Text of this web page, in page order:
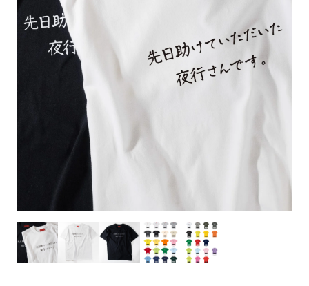
したサイズで製作ください。（重要な情報な
どについては仕上がりサイズから四辺内側に
20ｍｍ程度内側の範囲内でデザイン校正して
ください）
当社の既製デザインを利用してのぼり旗を
製作したい場合
のぼり旗の改造プランとなりますので改造の
程度によってデザイン加工費用が発生いたし
詳細はお問い合わせください。
リピート
テキストや企業情報・お店情報などを埋め込
むことができます。ご購入時にご希望の店舗
名などをご記載ください。専任のデザイナー
がバッチリデザインします。書体などのご指
定がなければ、のぼりのイメージに最適のフ
ォントを使用します。基本的にのぼりの下部
にショップ名、社名、電話番号が入ります。
データをお送りいただけましたらロゴの印刷
も出来ます。
お客様が納得するまで何度でもデザインの修
正をしますので、初めての方でもお気軽にご
相談ください。
の方向性につきましてはお客様の好みもあり
ますので、見られる方（お客様）ができる限
り反転したデザインをみるよりも正像でみら
れるデザインを提供したいかと思いますので
その辺を参考にするとよいかもしれません。
よく見かける一般的なのぼり旗のサイズです。
ほとんどのポールや注水台に使用できます。
よく見かける一般的なのぼり旗のサイズです。
ほとんどのポールや注水台に使用できます。
ハトメ加工
ハトメ（鳩目）とは、革や布などに開けた穴
を補強するために取り付けるリングです。壁
側にロープなどで固定して、突風で倒れること
も風向きによってずっと裏向きになってしまう
いこともありません。
ハトメ加工
ハトメ（鳩目）とは、革や布などに開けた穴
を補強するために取り付けるリングです。壁
側にロープなどで固定して、突風で倒れること
も風向きによってずっと裏向きになってしまう
いこともありません。
上チチ 上下チチ 左右チチ
チチのついてない長辺・
短辺を補強縫製します
三辺補強
［ +48円 ］
チチのついてない長辺・
しやすい生地です。
トロピカル（納期+1営業日）
［ +299円 ］
ワンランク厚手のトロピカル（生地の厚みが
［ +99円 ］
4本（5分割）
【注意点】
スリット（切り込み）は均等割りを意識して
カットラインを入れます。
デザインや絵柄をスリット加工時にカットす
る場合があります。